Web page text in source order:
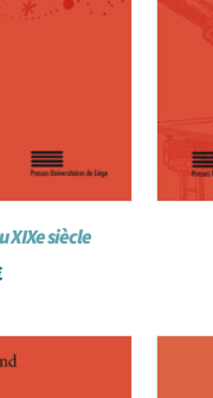
XIXe siècle